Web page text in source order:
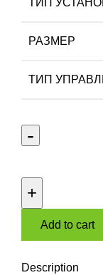
ТИП
РАЗМЕР
ТИП
BWH/S
30
Level
quantity
Add to cart
Description